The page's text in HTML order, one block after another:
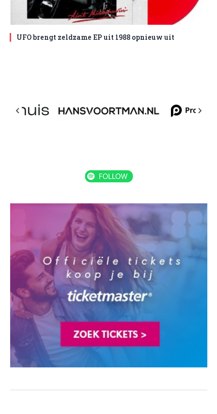
UFO brengt zeldzame EP uit 1988 opnieuw uit